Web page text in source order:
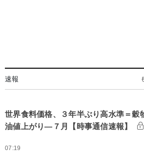
速報
世界食料価格、３年半ぶり高水準＝穀
油値上がり―７月【時事通信速報】
07:19